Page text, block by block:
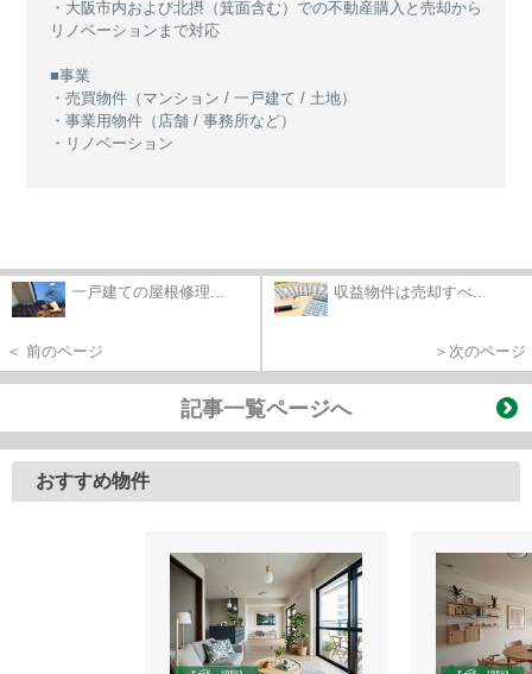
・大阪市内および北摂（箕面含む）での不動産購入と売却から
リノベーションまで対応
■事業
・売買物件（マンション / 一戸建て / 土地）
・事業用物件（店舗 / 事務所など）
・リノベーション
一戸建ての屋根修理...
＜ 前のページ
収益物件は売却すべ...
＞次のページ
記事一覧ページへ
おすすめ物件